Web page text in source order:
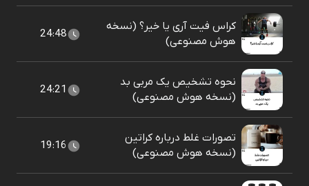
کراس فیت آری یا خیر؟ (نسخه
هوش مصنوعی)
24:48
نحوه تشخیص یک مربی بد
(نسخه هوش مصنوعی)
24:21
تصورات غلط درباره کراتین
(نسخه هوش مصنوعی)
19:16